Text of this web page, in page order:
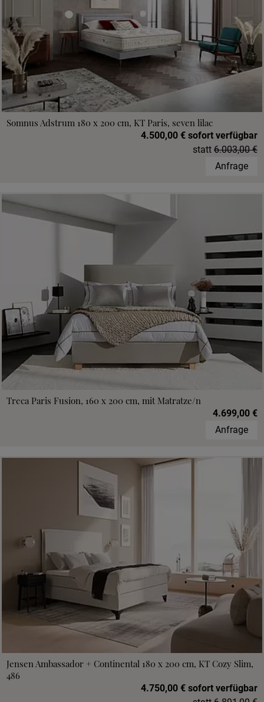
Somnus Adstrum 180 x 200 cm, KT Paris, seven lilac
4.500,00 € sofort verfügbar
statt 6.003,00 €
Anfrage
Treca Paris Fusion, 160 x 200 cm, mit Matratze/n
4.699,00 €
Anfrage
Jensen Ambassador + Continental 180 x 200 cm, KT Cozy Slim,
486
4.750,00 € sofort verfügbar